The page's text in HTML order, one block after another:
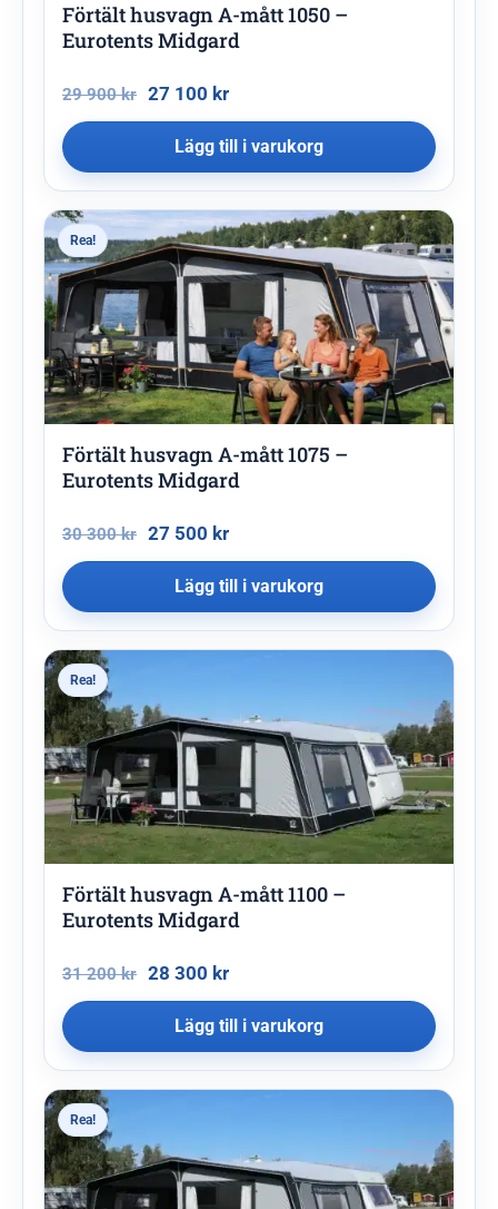
Förtält husvagn A-mått 1050 –
Eurotents Midgard
29 900kr 27 100 kr
Lägg till i varukorg
Rea!
Förtält husvagn A-mått 1075 –
Eurotents Midgard
30 300kr 27 500 kr
Lägg till i varukorg
Rea!
Förtält husvagn A-mått 1100 –
Eurotents Midgard
31 200kr 28 300 kr
Lägg till i varukorg
Rea!